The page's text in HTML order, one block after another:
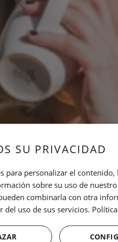
SU PRIVACIDAD
para personalizar el
sobre su uso de
combinarla con otra
del uso de sus servicios.